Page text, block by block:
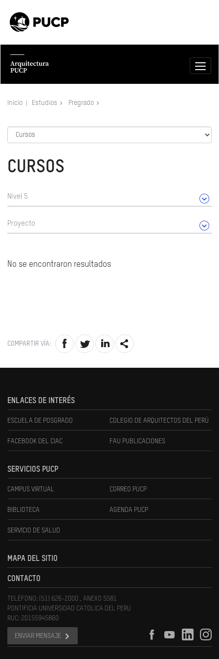
Inicio Estudios Pregrado
CURSOS
Nivel 5
Proyecto
No se encontraron resultados
COMPARTIR VÍA:
ENLACES DE INTERÉS
ESCUELA DE POSGRADO COLEGIO DE ARQUITECTOS DEL PERÚ
FACEBOOK DEL CIAC FAU PUBLICACIONES
SERVICIOS PUCP
CAMPUS VIRTUAL CORREO PUCP
BIBLIOTECA AGENDA PUCP
SERVICIO DE SALUD
MAPA DEL SITIO
CONTACTO
TELÉFONO: (51) 626-2000 , ANEXO 5581
PONTIFICIA UNIVERSIDAD CATOLICA DEL PERU
RUC: 20155945860
ENVIAR MENSAJE